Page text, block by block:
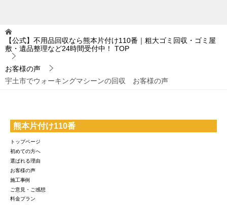
【公式】不用品回収なら熊本片付け110番｜粗大ゴミ回収・ゴミ屋
敷・遺品整理など24時間受付中！
TOP
お客様の声
宇土市でウォーキングマシーンの回収 お客様の声
熊本片付け110番
トップページ
初めての方へ
選ばれる理由
お客様の声
施工事例
ご意見・ご感想
料金プラン